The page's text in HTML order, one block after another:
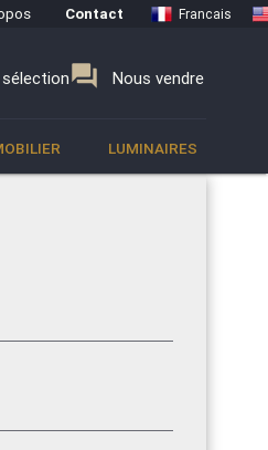
Contact Francais
forum Nous vendre
LUMINAIRES